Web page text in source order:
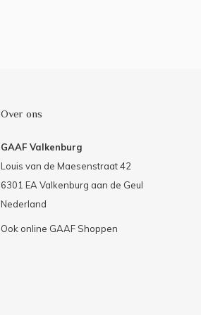
Over ons
GAAF Valkenburg
Louis van de Maesenstraat 42
6301 EA Valkenburg aan de Geul
Nederland
Ook online GAAF Shoppen